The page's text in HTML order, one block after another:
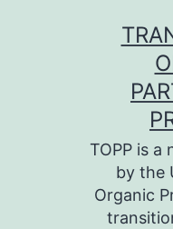
TOPP is a
by the
Organic